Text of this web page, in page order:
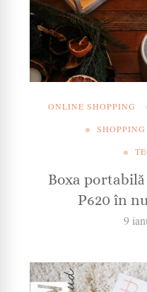
ONLINE SHOPPING
SHOPPING
Boxa
P620 în
9